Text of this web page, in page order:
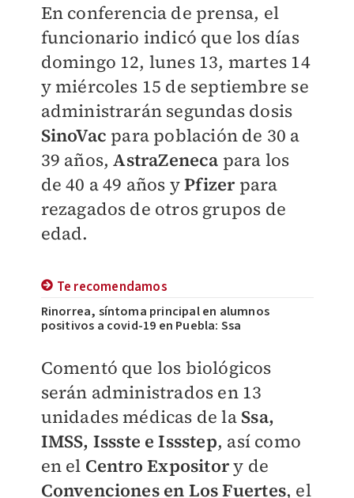
En conferencia de prensa, el
funcionario indicó que los días
domingo 12, lunes 13, martes 14
y miércoles 15 de septiembre se
administrarán segundas dosis
SinoVac para población de 30 a
39 años,AstraZeneca para los
de 40 a 49 años yPfizerpara
rezagados de otros grupos de
edad.
Te recomendamos
Rinorrea, síntoma principal en alumnos
positivos a covid-19 en Puebla: Ssa
Comentó que los biológicos
serán administrados en 13
unidades médicas de la Ssa,
IMSS, Issste e Issstep, así como
en el Centro Expository de
Convenciones en Los Fuertes, el